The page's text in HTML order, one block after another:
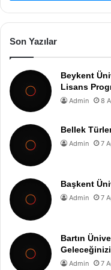
Son Yazılar
Beykent
Lisans
Admin 8
Bellek
Admin 7
Başkent
Admin 7
Bartın
Admin 7